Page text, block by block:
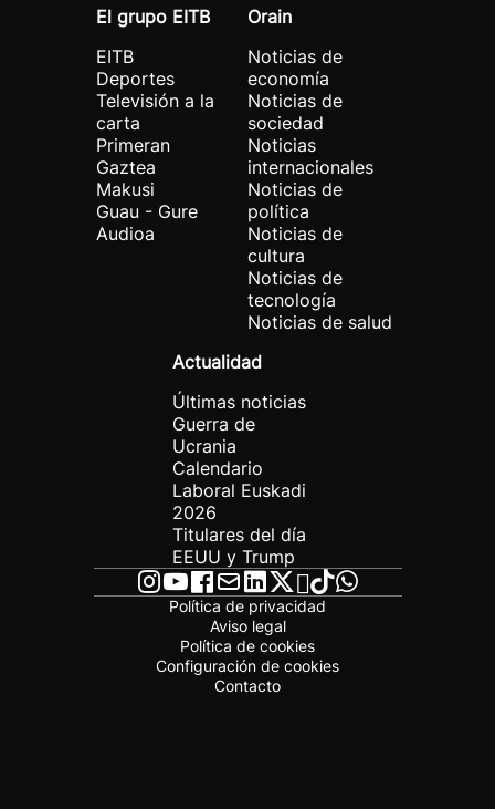
El grupo EITB
EITB
Deportes
Televisión a la
carta
Primeran
Gaztea
Makusi
Guau - Gure
Audioa
Orain
Noticias de
economía
Noticias de
sociedad
Noticias
internacionales
Noticias de
política
Noticias de
cultura
Noticias de
tecnología
Noticias de salud
Actualidad
Últimas noticias
Guerra de
Ucrania
Calendario
Laboral Euskadi
2026
Titulares del día
EEUU y Trump
Política de privacidad
Aviso legal
Política de cookies
Configuración de cookies
Contacto